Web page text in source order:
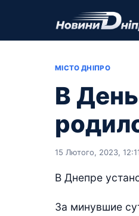
МІСТО ДНІПРО
В
15 Лютого, 2023,
В Днепре
За минувшие